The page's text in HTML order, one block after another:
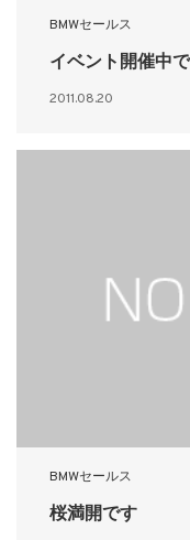
BMWセールス
イベント開催中
2011.08.20
BMWセールス
桜満開です